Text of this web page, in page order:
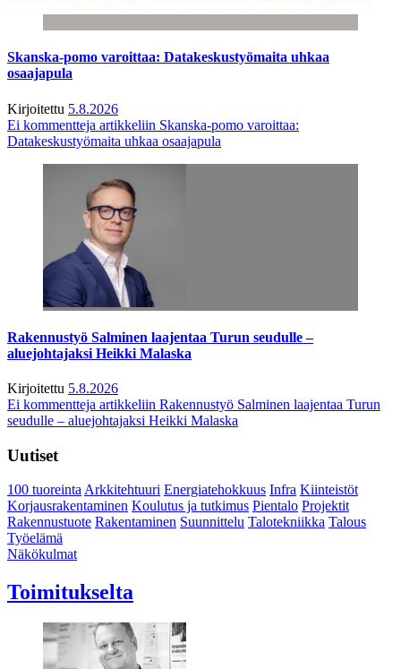
Skanska-pomo varoittaa: Datakeskustyömaita uhkaa
osaajapula
Kirjoitettu 5.8.2026
Ei kommentteja artikkeliin Skanska-pomo varoittaa:
Datakeskustyömaita uhkaa osaajapula
Rakennustyö Salminen laajentaa Turun seudulle –
aluejohtajaksi Heikki Malaska
Kirjoitettu 5.8.2026
Ei kommentteja artikkeliin Rakennustyö Salminen laajentaa Turun
seudulle – aluejohtajaksi Heikki Malaska
Uutiset
100 tuoreintaArkkitehtuuri Energiatehokkuus Infra Kiinteistöt
Korjausrakentaminen Koulutus ja tutkimus Pientalo Projektit
Rakennustuote Rakentaminen Suunnittelu Talotekniikka Talous
Työelämä
Näkökulmat
Toimitukselta